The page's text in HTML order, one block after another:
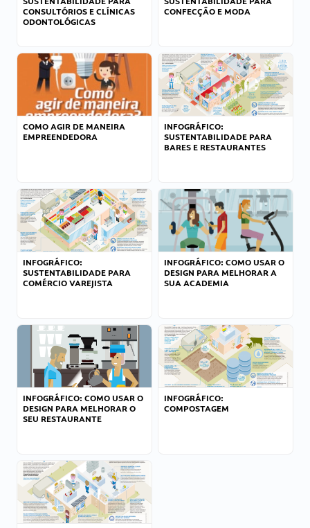
CONSULTÓRIOS E CLÍNICAS
ODONTOLÓGICAS
CONFECÇÃO E MODA
COMO AGIR DE MANEIRA
EMPREENDEDORA
INFOGRÁFICO:
SUSTENTABILIDADE PARA
BARES E RESTAURANTES
INFOGRÁFICO:
SUSTENTABILIDADE PARA
COMÉRCIO VAREJISTA
INFOGRÁFICO: COMO USAR O
DESIGN PARA MELHORAR A
SUA ACADEMIA
INFOGRÁFICO: COMO USAR O
DESIGN PARA MELHORAR O
SEU RESTAURANTE
INFOGRÁFICO:
COMPOSTAGEM